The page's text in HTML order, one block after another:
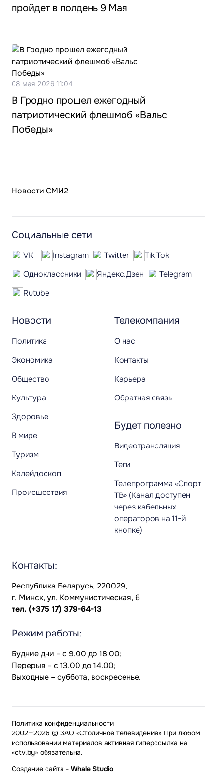
пройдет в полдень 9 Мая
08 мая 2026 11:04
В Гродно прошел ежегодный
патриотический флешмоб «Вальс
Победы»
Новости СМИ2
Новости
Политика
Экономика
Общество
Культура
Здоровье
В мире
Туризм
Калейдоскоп
Происшествия
Телекомпания
О нас
Контакты
Карьера
Обратная связь
Будет полезно
Видеотрансляция
Теги
Телепрограмма «Спорт
ТВ» (Канал доступен
через кабельных
операторов на 11-й
кнопке)
Социальные сети
VK Instagram Twitter
Tik Tok
Одноклассники
Яндекс.Дзен
Telegram
Rutube
Контакты:
Республика Беларусь, 220029,
г. Минск, ул. Коммунистическая, 6
тел. (+375 17) 379-64-13
Режим работы:
Будние дни – с 9.00 до 18.00;
Перерыв – с 13.00 до 14.00;
Выходные – суббота, воскресенье.
2002—2026 © ЗАО «Столичное телевидение» При любом
использовании материалов активная гиперссылка на
«ctv.by» обязательна.
Политика конфиденциальности
Создание сайта - Whale Studio